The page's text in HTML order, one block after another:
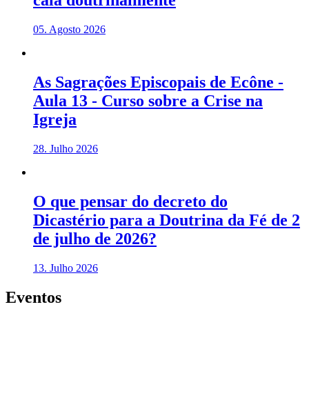
05. Agosto 2026
As Sagrações Episcopais de Ecône -
Aula 13 - Curso sobre a Crise na
Igreja
28. Julho 2026
O que pensar do decreto do
Dicastério para a Doutrina da Fé de 2
de julho de 2026?
13. Julho 2026
Eventos